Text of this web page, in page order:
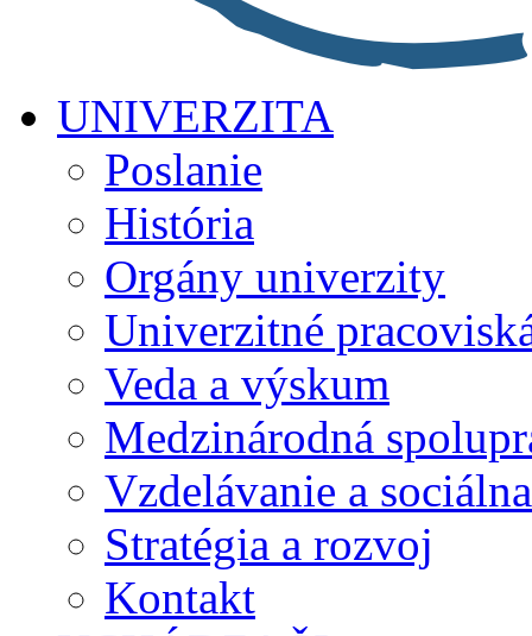
UNIVERZITA
Poslanie
História
Orgány univerzity
Univerzitné
Veda a výskum
Medzinárodná
Vzdelávanie a
Stratégia a rozvoj
Kontakt